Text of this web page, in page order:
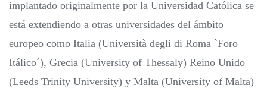
implantado originalmente por la Universidad Católica se
está extendiendo a otras universidades del ámbito
europeo como Italia (Università degli di Roma `Foro
Itálico´), Grecia (University of Thessaly) Reino Unido
(Leeds Trinity University) y Malta (University of Malta)